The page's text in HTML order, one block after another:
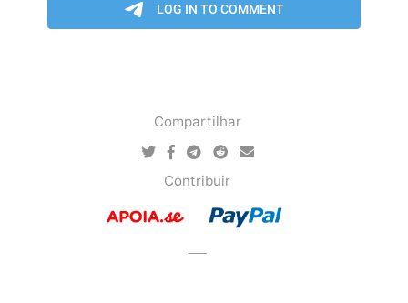
Compartilhar
Contribuir